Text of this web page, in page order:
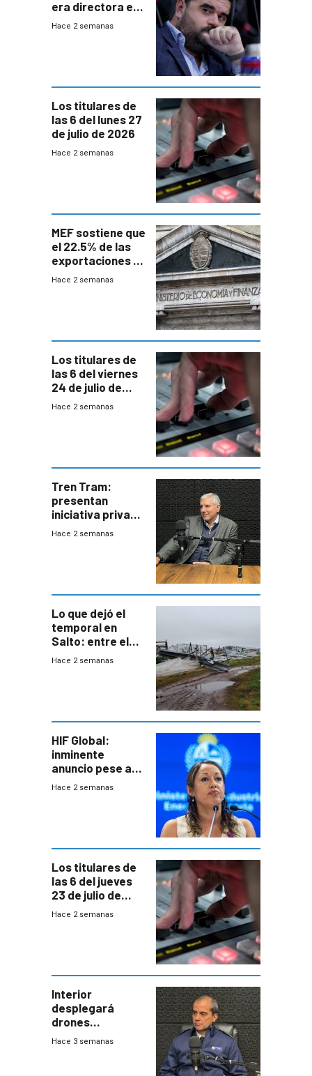
era directora en
UTE “no era muy
Hace 2 semanas
Los titulares de
las 6 del lunes 27
de julio de 2026
Hace 2 semanas
MEF sostiene que
el 22.5% de las
exportaciones a
EE.UU se verán
Hace 2 semanas
Los titulares de
las 6 del viernes
24 de julio de
2026
Hace 2 semanas
Tren Tram:
presentan
iniciativa privada
para una red de
Hace 2 semanas
Lo que dejó el
temporal en
Salto: entre el
impacto
Hace 2 semanas
HIF Global:
inminente
anuncio pese a
declaración de
gobierno
Hace 2 semanas
Los titulares de
las 6 del jueves
23 de julio de
2026
Hace 2 semanas
Interior
desplegará
drones
autónomos para
Hace 3 semanas